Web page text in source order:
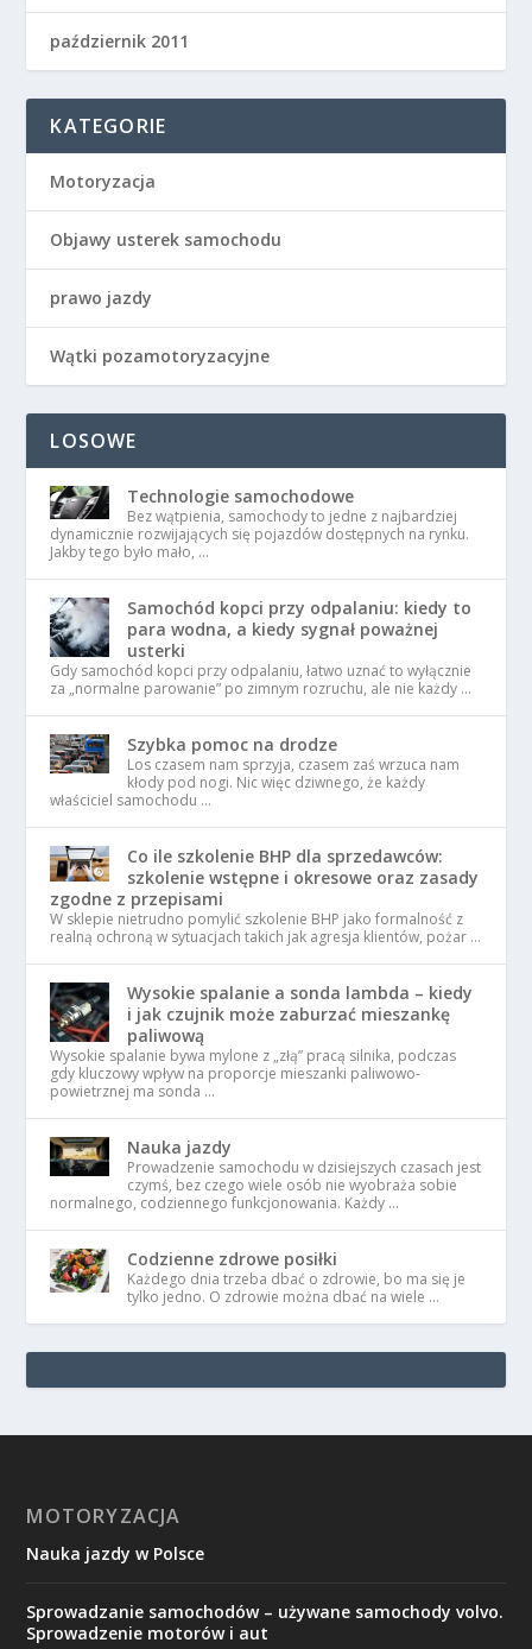
październik 2011
KATEGORIE
Motoryzacja
Objawy usterek samochodu
prawo jazdy
Wątki pozamotoryzacyjne
LOSOWE
Technologie samochodowe
Bez wątpienia, samochody to jedne z najbardziej
dynamicznie rozwijających się pojazdów dostępnych na rynku.
Jakby tego było mało, …
Samochód kopci przy odpalaniu: kiedy to
para wodna, a kiedy sygnał poważnej
usterki
Gdy samochód kopci przy odpalaniu, łatwo uznać to wyłącznie
za „normalne parowanie” po zimnym rozruchu, ale nie każdy …
Szybka pomoc na drodze
Los czasem nam sprzyja, czasem zaś wrzuca nam
kłody pod nogi. Nic więc dziwnego, że każdy
właściciel samochodu …
Co ile szkolenie BHP dla sprzedawców:
szkolenie wstępne i okresowe oraz zasady
zgodne z przepisami
W sklepie nietrudno pomylić szkolenie BHP jako formalność z
realną ochroną w sytuacjach takich jak agresja klientów, pożar …
Wysokie spalanie a sonda lambda – kiedy
i jak czujnik może zaburzać mieszankę
paliwową
Wysokie spalanie bywa mylone z „złą” pracą silnika, podczas
gdy kluczowy wpływ na proporcje mieszanki paliwowo-
powietrznej ma sonda …
Nauka jazdy
Prowadzenie samochodu w dzisiejszych czasach jest
czymś, bez czego wiele osób nie wyobraża sobie
normalnego, codziennego funkcjonowania. Każdy …
Codzienne zdrowe posiłki
Każdego dnia trzeba dbać o zdrowie, bo ma się je
tylko jedno. O zdrowie można dbać na wiele …
MOTORYZACJA
Nauka jazdy w Polsce
Sprowadzanie samochodów – używane samochody volvo.
Sprowadzenie motorów i aut